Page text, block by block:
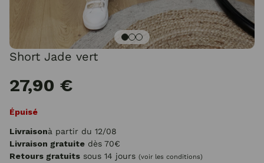
Short Jade vert
27,90 €
Épuisé
Livraisonà partir du 12/08
Livraison gratuite dès 70€
Retours gratuits sous 14 jours (voir les conditions)